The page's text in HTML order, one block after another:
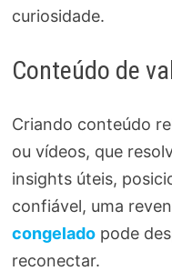
curiosidade.
Conteúdo de
Criando conteúdo
ou vídeos, que
insights úteis,
confiável, uma
congeladopode
reconectar.